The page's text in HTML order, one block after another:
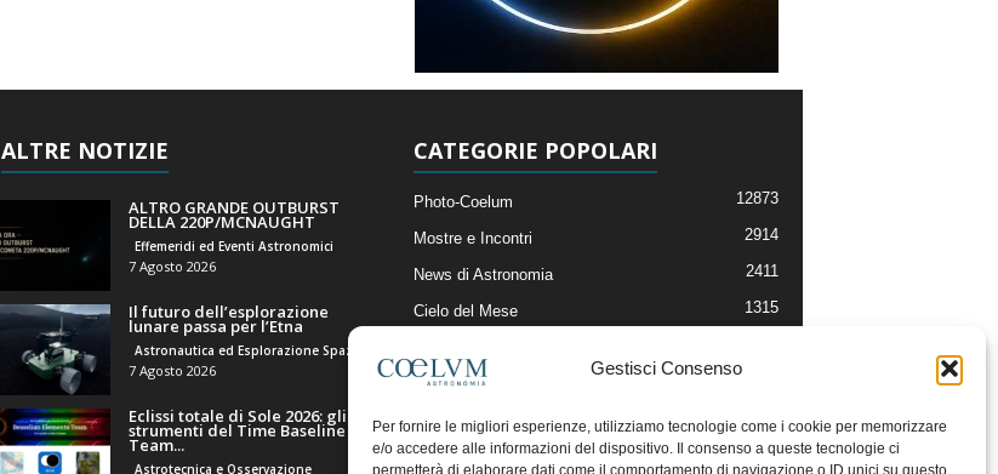
Gestisci Consenso
Per fornire le migliori esperienze, utilizziamo tecnologie come i cookie per memorizzare
e/o accedere alle informazioni del dispositivo. Il consenso a queste tecnologie ci
permetterà di elaborare dati come il comportamento di navigazione o ID unici su questo
ALTRE NOTIZIE
ALTRO GRANDE OUTBURST
DELLA 220P/MCNAUGHT
Effemeridi ed Eventi Astronomici
7 Agosto 2026
Il futuro dell’esplorazione
lunare passa per l’Etna
7 Agosto 2026
Eclissi totale di Sole 2026: gli
strumenti del Time Baseline
Team...
Astrotecnica e Osservazione
CATEGORIE POPOLARI
Photo-Coelum 12873
Mostre e Incontri 2914
News di Astronomia 2411
Cielo del Mese 1315
Articoli e Risorse On-Line
Il Blog della Redazione